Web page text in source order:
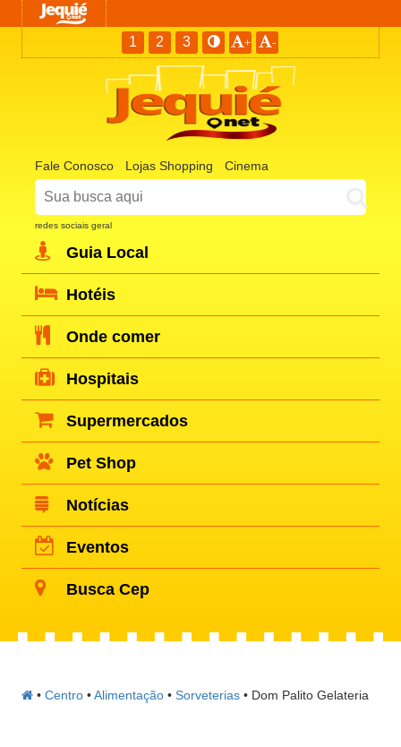
1 2 3 + -
Fale Conosco Lojas Shopping Cinema
redes sociais geral
Guia Local
Hotéis
Onde comer
Hospitais
Supermercados
Pet Shop
Notícias
Eventos
Busca Cep
• Centro •Alimentação • Sorveterias •Dom Palito Gelateria